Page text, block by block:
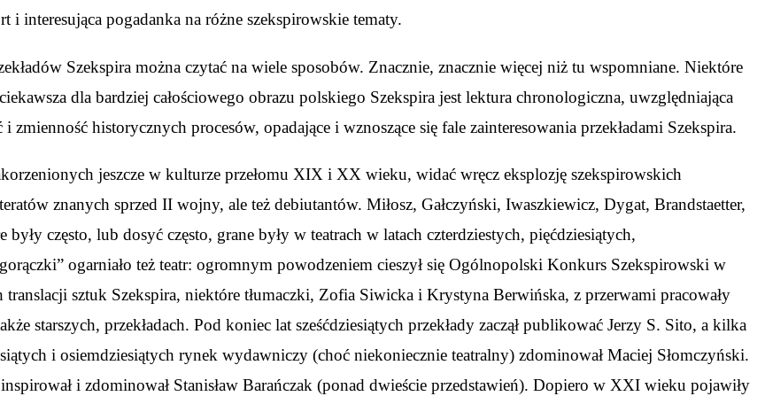
i interesująca pogadanka na różne szekspirowskie tematy.
Szekspira można czytać na wiele sposobów. Znacznie, znacznie więcej niż tu wspomniane. Niektóre
dla bardziej całościowego obrazu polskiego Szekspira jest lektura chronologiczna, uwzględniająca
historycznych procesów, opadające i wznoszące się fale zainteresowania przekładami Szekspira.
jeszcze w kulturze przełomu XIX i XX wieku, widać wręcz eksplozję szekspirowskich
znanych sprzed II wojny, ale też debiutantów. Miłosz, Gałczyński, Iwaszkiewicz, Dygat, Brandstaetter,
często, lub dosyć często, grane były w teatrach w latach czterdziestych, pięćdziesiątych,
ogarniało też teatr: ogromnym powodzeniem cieszył się Ogólnopolski Konkurs Szekspirowski w
sztuk Szekspira, niektóre tłumaczki, Zofia Siwicka i Krystyna Berwińska, z przerwami pracowały
starszych, przekładach. Pod koniec lat sześćdziesiątych przekłady zaczął publikować Jerzy S. Sito, a kilka
i osiemdziesiątych rynek wydawniczy (choć niekoniecznie teatralny) zdominował Maciej Słomczyński.
i zdominował Stanisław Barańczak (ponad dwieście przedstawień). Dopiero w XXI wieku pojawiły